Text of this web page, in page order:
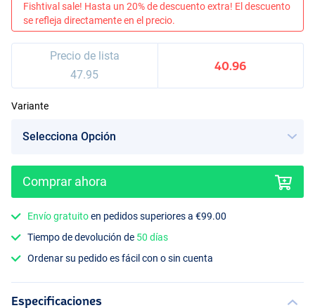
Fishtival sale! Hasta un 20% de descuento extra! El descuento
se refleja directamente en el precio.
Precio de lista
47.95
40.96
Variante
Comprar ahora
Envío gratuitoen pedidos superiores a €99.00
Tiempo de devolución de 50 días
Ordenar su pedido es fácil con o sin cuenta
Especificaciones